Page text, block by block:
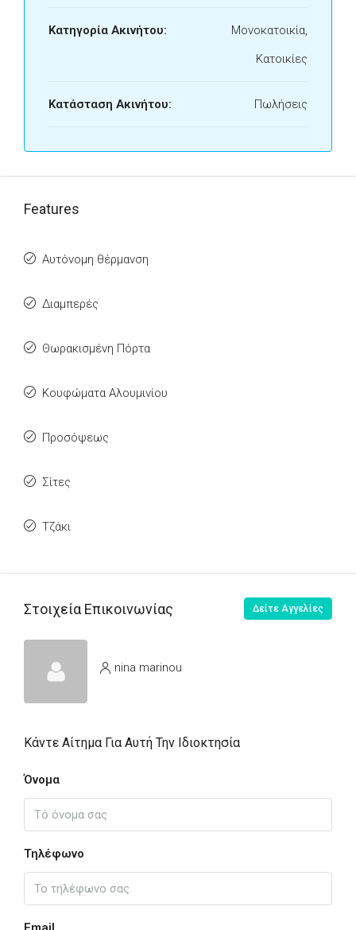
Κατηγορία Ακινήτου:
Μονοκατοικία,
Κατοικίες
Κατάσταση Ακινήτου: Πωλήσεις
Features
Αυτόνομη θέρμανση
Διαμπερές
Θωρακισμένη Πόρτα
Κουφώματα Αλουμινίου
Προσόψεως
Σίτες
Τζάκι
Στοιχεία Επικοινωνίας Δείτε Αγγελίες
nina marinou
Κάντε Αίτημα Για Αυτή Την Ιδιοκτησία
Όνομα
Τηλέφωνο